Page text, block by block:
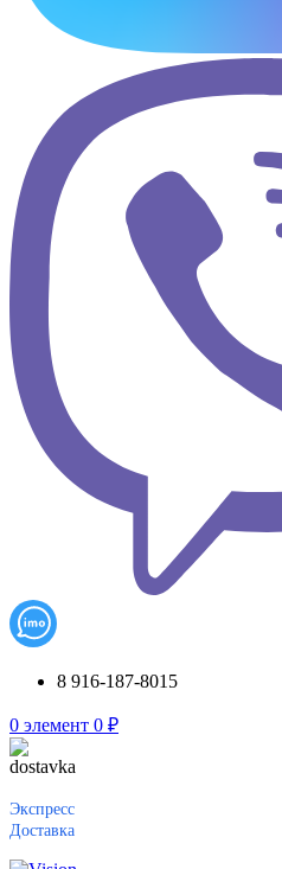
8 916-187-8015
0 элемент 0 ₽
Экспресс
Доставка